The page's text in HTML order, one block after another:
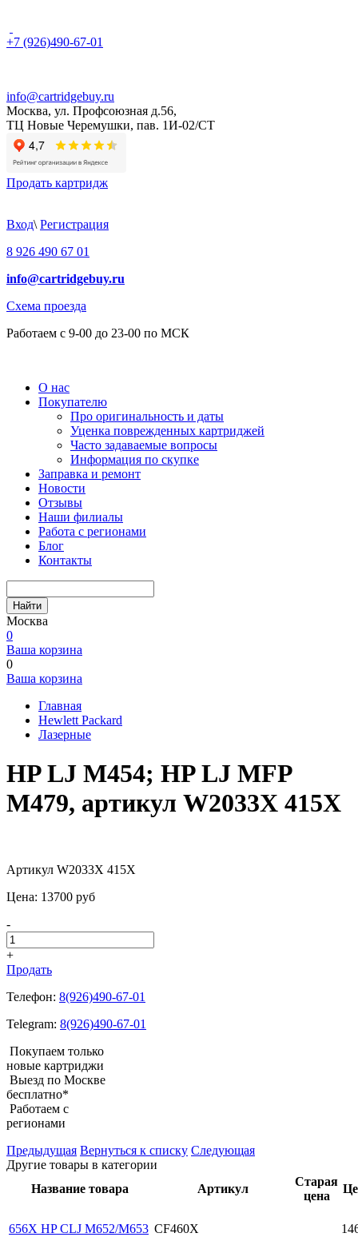
+7 (926)490-67-01
info@cartridgebuy.ru
Москва, ул. Профсоюзная д.56,
ТЦ Новые Черемушки, пав. 1И-02/СТ
Продать картридж
Вход\ Регистрация
8 926 490 67 01
info@cartridgebuy.ru
Схема проезда
Работаем с 9-00 до 23-00 по МСК
О нас
Покупателю
Про оригинальность и даты
Уценка поврежденных картриджей
Часто задаваемые вопросы
Информация по скупке
Заправка и ремонт
Новости
Отзывы
Наши филиалы
Работа с регионами
Блог
Контакты
Найти
Москва
0
Ваша корзина
0
Ваша корзина
Главная
Hewlett Packard
Лазерные
HP LJ M454; HP LJ MFP
M479, артикул W2033X 415X
Артикул W2033X 415X
Цена: 13700 pуб
-
+
Продать
Телефон: 8(926)490-67-01
Telegram: 8(926)490-67-01
Покупаем только
новые картриджи
Выезд по Москве
бесплатно*
Работаем с
регионами
Предыдущая Вернуться к списку Следующая
Другие товары в категории
Название товара
Артикул
Старая
цена
656X HP CLJ M652/M653 CF460X